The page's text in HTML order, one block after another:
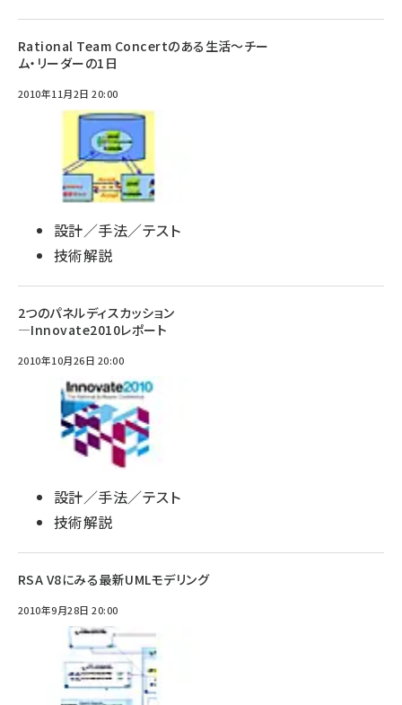
Rational Team Concertのある生活～チー
ム・リーダーの1日
2010年11月2日 20:00
設計／手法／テスト
技術解説
2つのパネルディスカッション
―Innovate2010レポート
2010年10月26日 20:00
設計／手法／テスト
技術解説
RSA V8にみる最新UMLモデリング
2010年9月28日 20:00